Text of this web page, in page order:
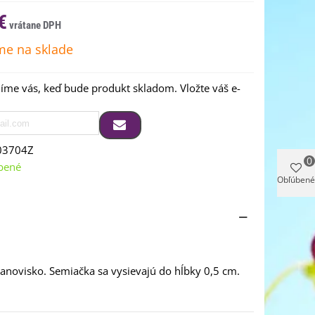
na sklade
vás, keď bude produkt skladom. Vložte váš e-
Semiačka sa vysievajú do hĺbky 0,5 cm.
Obľúbené
0